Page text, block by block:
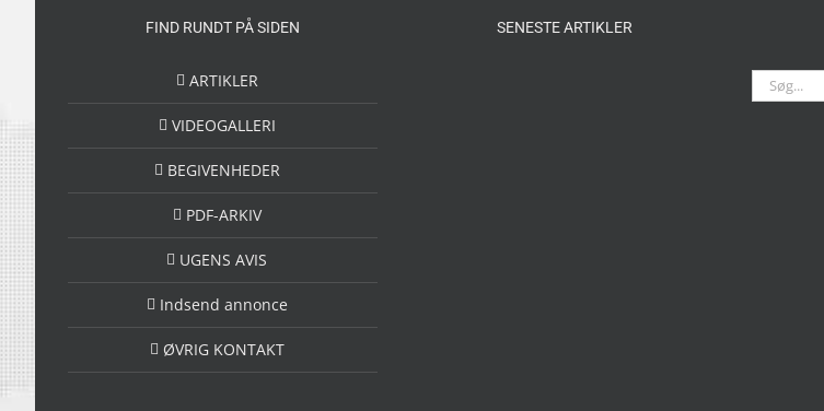
FIND RUNDT PÅ SIDEN
ARTIKLER
VIDEOGALLERI
BEGIVENHEDER
PDF-ARKIV
UGENS AVIS
Indsend annonce
ØVRIG KONTAKT
SENESTE ARTIKLER
Søg
efter: